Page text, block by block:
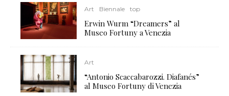
Art Biennale top
Erwin Wurm “Dreamers” al
Museo Fortuny a Venezia
Art
“Antonio Scaccabarozzi. Diafanés”
al Museo Fortuny di Venezia